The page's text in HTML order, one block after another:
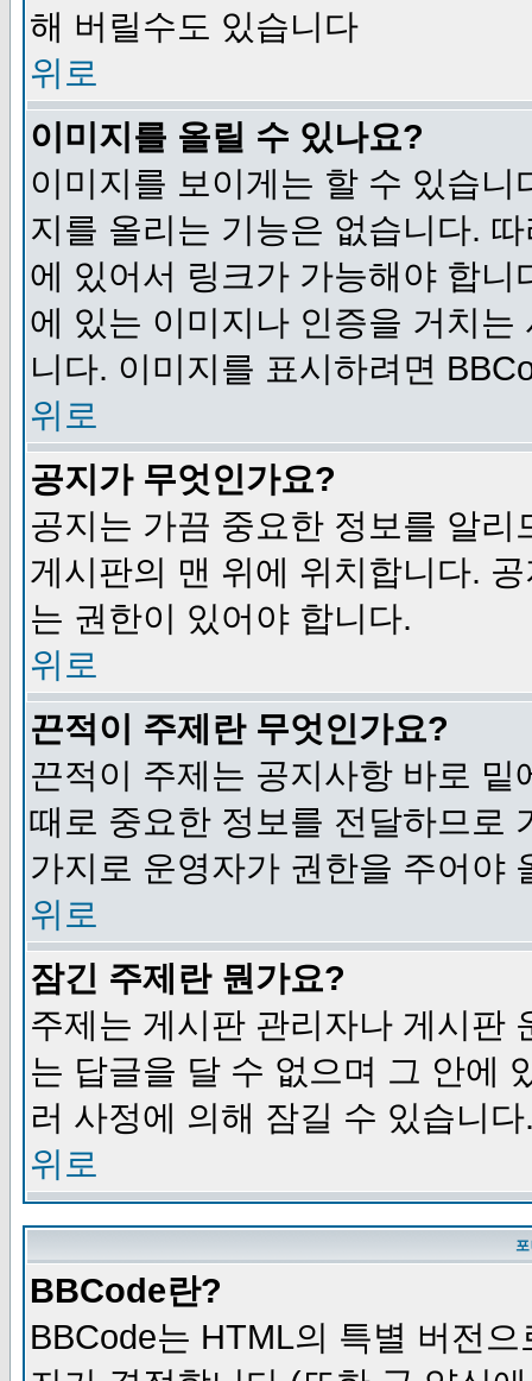
해 버릴수도 있습니다
위로
이미지를 올릴 수 있나요?
이미지를 보이게는 할 수 있습
지를 올리는 기능은 없습니다.
에 있어서 링크가 가능해야 합
에 있는 이미지나 인증을 거치
니다. 이미지를 표시하려면
위로
공지가 무엇인가요?
공지는 가끔 중요한 정보를 알
게시판의 맨 위에 위치합니다.
는 권한이 있어야 합니다.
위로
끈적이 주제란 무엇인가요?
끈적이 주제는 공지사항 바로
때로 중요한 정보를 전달하므로
가지로 운영자가 권한을 주어야
위로
잠긴 주제란 뭔가요?
주제는 게시판 관리자나 게시판
는 답글을 달 수 없으며 그 안에
러 사정에 의해 잠길 수 있습니다
위로
BBCode란?
BBCode는 HTML의 특별 버전